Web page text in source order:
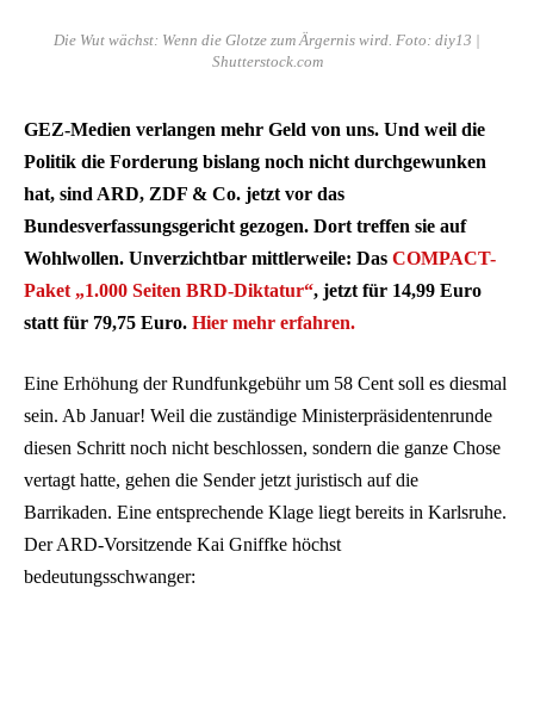
Die Wut wächst: Wenn die Glotze zum Ärgernis wird. Foto: diy13 |
Shutterstock.com
GEZ-Medien verlangen mehr Geld von uns. Und weil die
Politik die Forderung bislang noch nicht durchgewunken
hat, sind ARD, ZDF & Co. jetzt vor das
Bundesverfassungsgericht gezogen. Dort treffen sie auf
Wohlwollen. Unverzichtbar mittlerweile: Das COMPACT-
Paket „1.000 Seiten BRD-Diktatur“, jetzt für 14,99 Euro
statt für 79,75 Euro. Hier mehr erfahren.
Eine Erhöhung der Rundfunkgebühr um 58 Cent soll es diesmal
sein. Ab Januar! Weil die zuständige Ministerpräsidentenrunde
diesen Schritt noch nicht beschlossen, sondern die ganze Chose
vertagt hatte, gehen die Sender jetzt juristisch auf die
Barrikaden. Eine entsprechende Klage liegt bereits in Karlsruhe.
Der ARD-Vorsitzende Kai Gniffke höchst
bedeutungsschwanger: